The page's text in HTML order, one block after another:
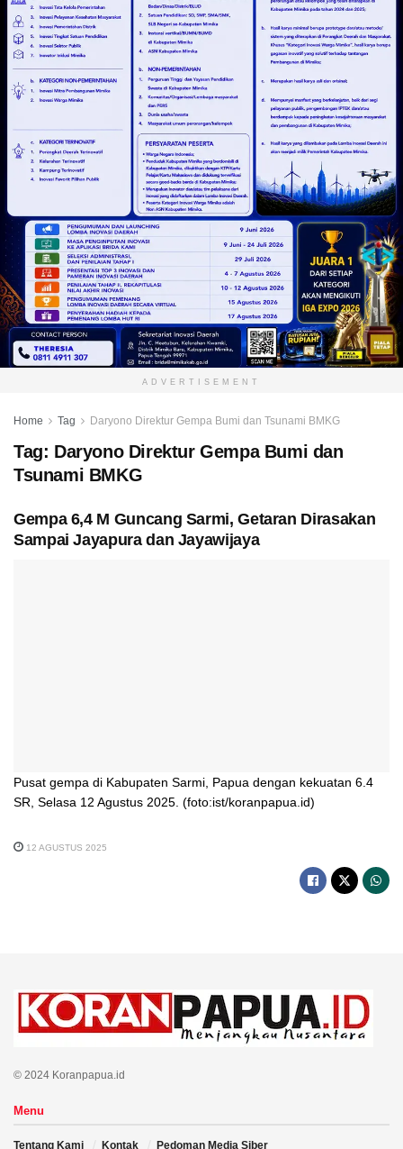
ADVERTISEMENT
Home Tag Daryono Direktur Gempa Bumi dan Tsunami BMKG
Tag: Daryono Direktur Gempa Bumi dan
Tsunami BMKG
Gempa 6,4 M Guncang Sarmi, Getaran Dirasakan
Sampai Jayapura dan Jayawijaya
Pusat gempa di Kabupaten Sarmi, Papua dengan kekuatan 6.4
SR, Selasa 12 Agustus 2025. (foto:ist/koranpapua.id)
12 AGUSTUS 2025
© 2024 Koranpapua.id
Menu
Tentang Kami Kontak Pedoman Media Siber